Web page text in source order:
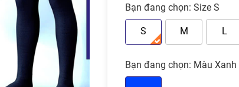
Bạn đang chọn: Size S
S M L
Bạn đang chọn: Màu